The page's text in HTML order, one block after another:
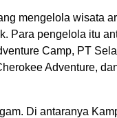
mengelola wisata
Para pengelola itu
Camp, PT
Adventure,
Di antaranya